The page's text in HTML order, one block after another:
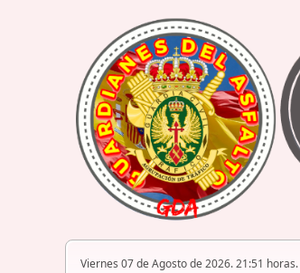
Viernes 07 de Agosto de 2026. 21:51 horas.